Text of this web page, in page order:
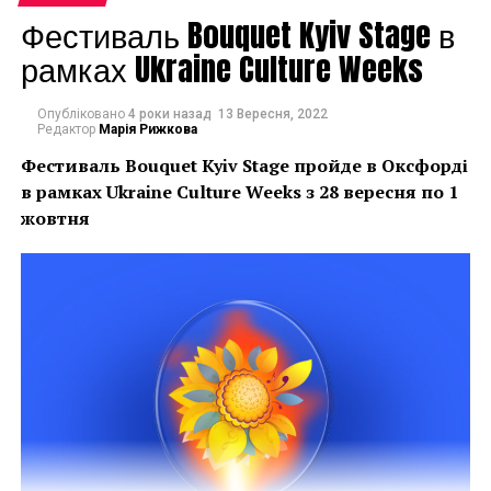
концепцію проекту
Олена Пронькіна. –
Все менше дротових
з’єднань оточують нас
у повсякденному житті.
Зв’язок зі світовою
спільнотою став
раніше, але, разом із
тим, він втратив свою
матеріальність,
ставши невловимим,
мов повітря. Але чи
Фестиваль Bouquet Kyiv Stage в
рамках Ukraine Culture Weeks
Опубліковано 4 роки назад 13 Вересня, 2022
Редактор Марія Рижкова
Фестиваль Bouquet Kyiv Stage пройде в Оксфорді
в рамкахUkraine Culture Weeks з 28 вересня по 1
жовтня